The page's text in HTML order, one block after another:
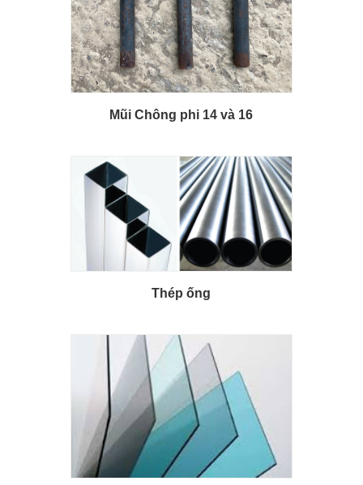
Mũi Chông phi 14 và 16
Thép ống